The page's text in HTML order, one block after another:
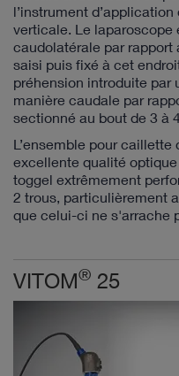
l’instrument
verticale. Le laparoscope
caudolatérale par
saisi puis fixé à cet
préhension introduite par
manière caudale par
sectionné au bout de 3 à
L’ensemble pour caillette
excellente qualité
toggel extrêmement
2 trous, particulièrement
que celui-ci ne s'arrache
VITOM® 25